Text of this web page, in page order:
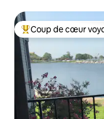
Coups de cœur
Coup de cœur